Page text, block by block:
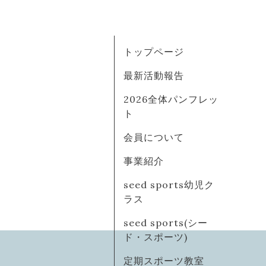
トップページ
最新活動報告
2026全体パンフレッ
ト
会員について
事業紹介
seed sports幼児ク
ラス
seed sports(シー
ド・スポーツ)
定期スポーツ教室